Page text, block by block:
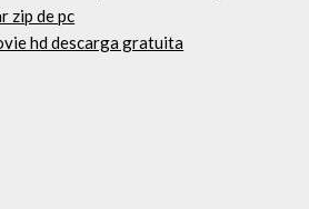
zip de pc
hd descarga gratuita